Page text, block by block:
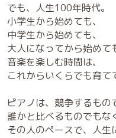
でも、人生100年時代。
小学生から始めても、
中学生から始めても、
大人になってから始めて
音楽を楽しむ時間は、
これからいくらでも育て
ピアノは、競争するもの
誰かと比べるものでもな
その人のペースで、人生